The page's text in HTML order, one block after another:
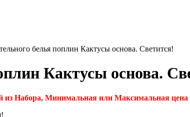
белья поплин Кактусы основа. Светится!
Кактусы основа.
Набора, Минимальная или Максимальная цена